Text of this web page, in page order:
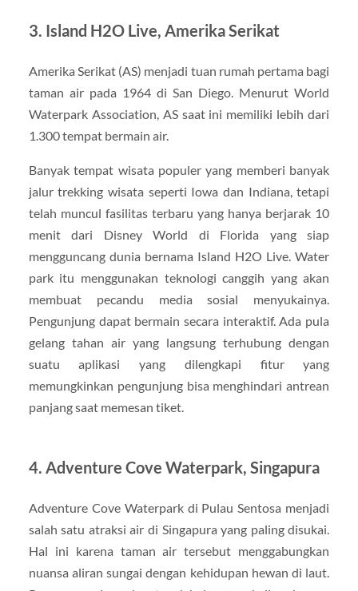
3. Island H2O Live, Amerika Serikat
Amerika Serikat (AS) menjadi tuan rumah pertama bagi
taman air pada 1964 di San Diego. Menurut World
Waterpark Association, AS saat ini memiliki lebih dari
1.300 tempat bermain air.
Banyak tempat wisata populer yang memberi banyak
jalur trekking wisata seperti Iowa dan Indiana, tetapi
telah muncul fasilitas terbaru yang hanya berjarak 10
menit dari Disney World di Florida yang siap
mengguncang dunia bernama Island H2O Live. Water
park itu menggunakan teknologi canggih yang akan
membuat pecandu media sosial menyukainya.
Pengunjung dapat bermain secara interaktif. Ada pula
gelang tahan air yang langsung terhubung dengan
suatu aplikasi yang dilengkapi fitur yang
memungkinkan pengunjung bisa menghindari antrean
panjang saat memesan tiket.
4. Adventure Cove Waterpark, Singapura
Adventure Cove Waterpark di Pulau Sentosa menjadi
salah satu atraksi air di Singapura yang paling disukai.
Hal ini karena taman air tersebut menggabungkan
nuansa aliran sungai dengan kehidupan hewan di laut.